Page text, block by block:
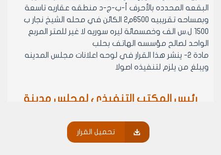
البقعه المحدده بالأحرف أ-ب-ج-د منطقه عقاريه تاسعة
وبمساحه تقريبيه 6500م2 الكائن في محله الشيخ نجار ب
1500 ل.س الف وخمسمائة ليره سوريه لا غير للمتر المربع
الواحد لصالح مؤسسه الهاتف بحلب
مادة 2- ينشر هذا القرار في لوحه اعلانات مجلس المدينه
ويبلغ من يلزم لتنفيذه اصولا
رئيس المكتب التنفيذي لمجلس مدينة
المهندس بسام بيروتي
تحميل القرار